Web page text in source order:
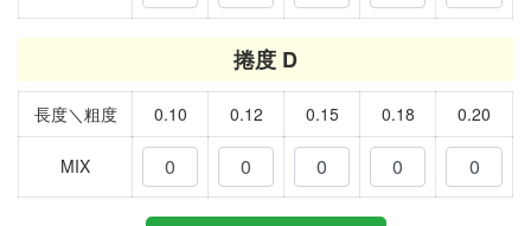
捲度 D
長度＼粗度 0.10 0.12 0.15 0.18 0.20
MIX